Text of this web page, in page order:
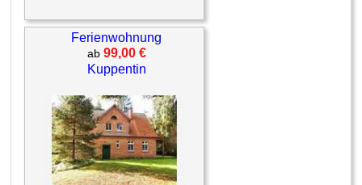
Ferienwohnung
ab 99,00 €
Kuppentin